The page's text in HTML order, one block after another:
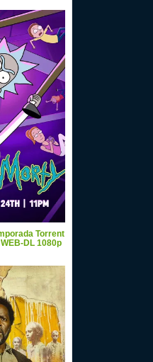
Torrent
DL 1080p